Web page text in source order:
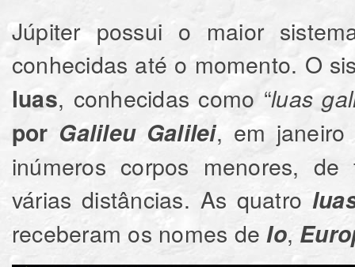
Júpiter possui o maior
conhecidas até o momento. O
luas, conhecidas como “luas
por Galileu Galilei, em janeiro
inúmeros corpos menores,
várias distâncias. As quatro
receberam os nomes de Io,